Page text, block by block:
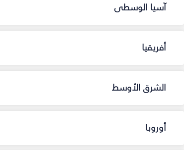
آسيا الوسطى
أفريقيا
الشرق الأوسط
أوروبا